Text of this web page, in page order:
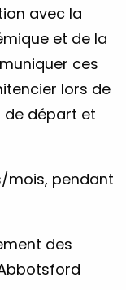
avec la
et de la
ces
lors de
de départ et
mois, pendant
des